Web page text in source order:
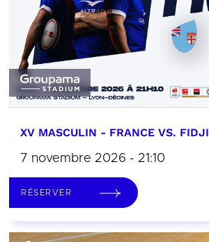
XV MASCULIN - FRANCE VS. FIDJI
7 novembre 2026 - 21:10
RÉSERVER